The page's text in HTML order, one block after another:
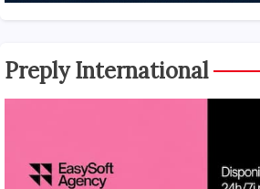
Preply International